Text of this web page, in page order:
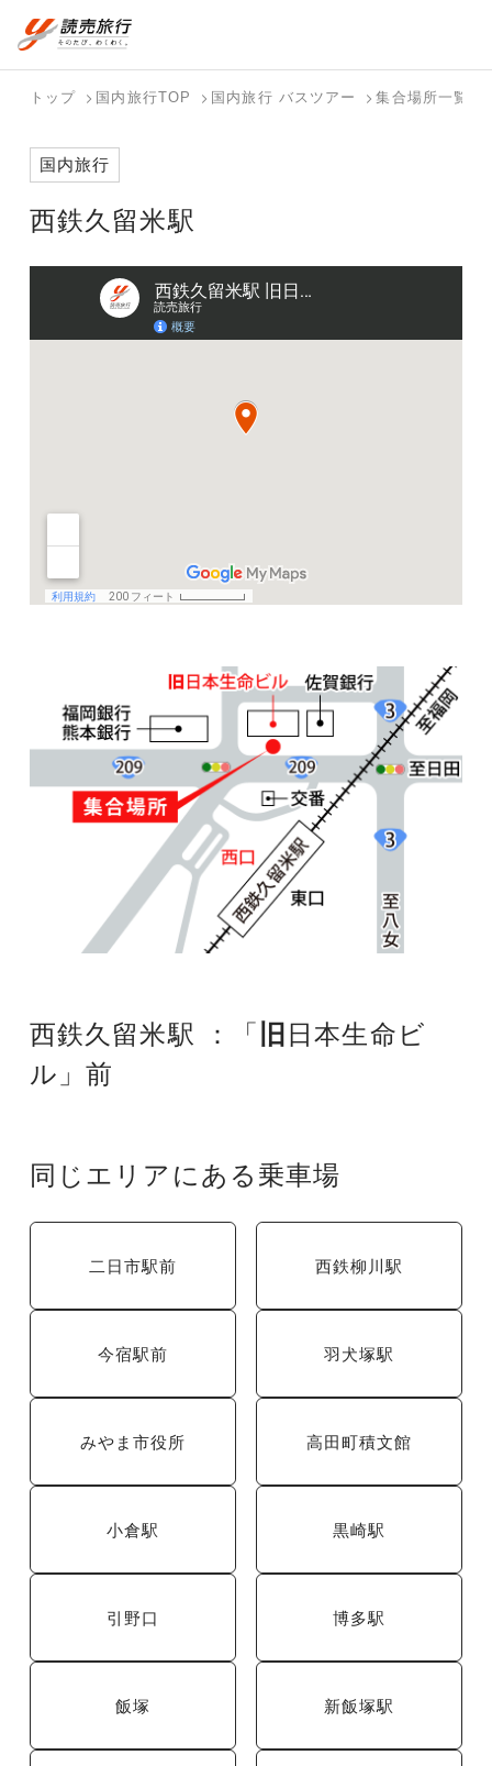
航空券+宿泊
フリーワード
国内旅行トップ
バスツアー
を探す
国内特集かテーマから
海外旅行トップ
海外特集か
ら探す
トップ 国内旅行TOP 国内旅行 バスツアー 集合場所一覧
西鉄久留米駅
国内旅行
西鉄久留米駅 ：「 旧 日本生命ビ
ル」前
同じエリアにある乗車場
二日市駅前 西鉄柳川駅
今宿駅前 羽犬塚駅
みやま市役所 高田町積文館
小倉駅 黒崎駅
引野口 博多駅
飯塚 新飯塚駅